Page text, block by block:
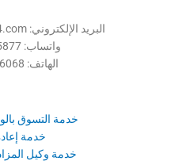
البريد الإلكتروني: support@myswiss24.com
واتساب: 41.76.736.5877
الهاتف: 41.22.575.6068
خدمة التسوق
خدمة
خدمة وكيل